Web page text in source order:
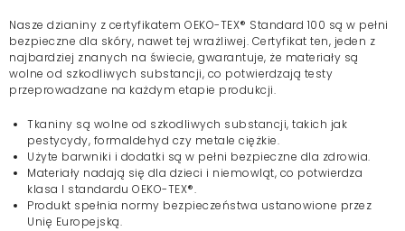
Nasze dzianiny z certyfikatem OEKO-TEX® Standard 100 są w pełni
bezpieczne dla skóry, nawet tej wrażliwej. Certyfikat ten, jeden z
najbardziej znanych na świecie, gwarantuje, że materiały są
wolne od szkodliwych substancji, co potwierdzają testy
przeprowadzane na każdym etapie produkcji.
Tkaniny są wolne od szkodliwych substancji, takich jak
pestycydy, formaldehyd czy metale ciężkie.
Użyte barwniki i dodatki są w pełni bezpieczne dla zdrowia.
Materiały nadają się dla dzieci i niemowląt, co potwierdza
klasa I standardu OEKO-TEX®.
Produkt spełnia normy bezpieczeństwa ustanowione przez
Unię Europejską.